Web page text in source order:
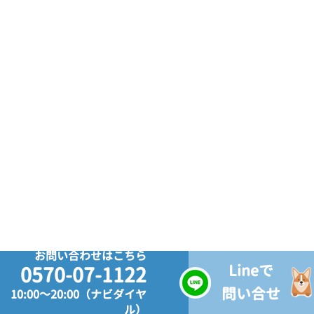
お問い合わせはこちら
0570-07-1122
10:00～20:00（ナビダイヤ
ル）
Lineで
問い合せ